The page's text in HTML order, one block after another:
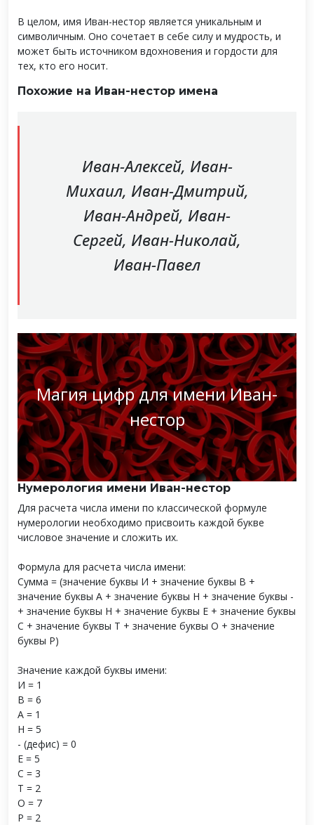
В целом, имя Иван-нестор является уникальным и
символичным. Оно сочетает в себе силу и мудрость, и
может быть источником вдохновения и гордости для
тех, кто его носит.
Похожие на Иван-нестор имена
Иван-Алексей, Иван-
Михаил, Иван-Дмитрий,
Иван-Андрей, Иван-
Сергей, Иван-Николай,
Иван-Павел
Магия цифр для имени Иван-
нестор
Нумерология имени Иван-нестор
Для расчета числа имени по классической формуле
нумерологии необходимо присвоить каждой букве
числовое значение и сложить их.
Формула для расчета числа имени:
Сумма = (значение буквы И + значение буквы В +
значение буквы А + значение буквы Н + значение буквы -
+ значение буквы Н + значение буквы Е + значение буквы
С + значение буквы Т + значение буквы О + значение
буквы Р)
Значение каждой буквы имени:
И = 1
В = 6
А = 1
Н = 5
- (дефис) = 0
Е = 5
С = 3
Т = 2
О = 7
Р = 2